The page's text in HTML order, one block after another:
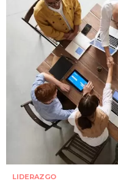
LIDERAZGO